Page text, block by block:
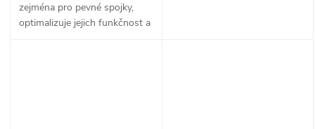
zejména pro pevné spojky,
optimalizuje jejich funkčnost a